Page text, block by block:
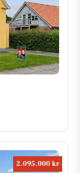
2.095.000 kr